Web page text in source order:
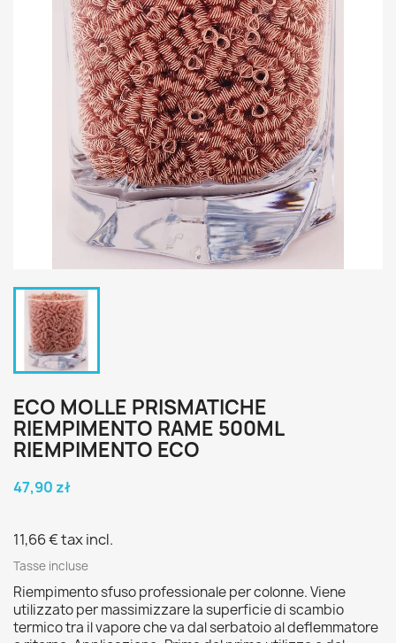
ECO MOLLE PRISMATICHE
RIEMPIMENTO RAME 500ML
RIEMPIMENTO ECO
47,90 zł
11,66 €tax incl.
Tasse incluse
Riempimento sfuso professionale per colonne. Viene
utilizzato per massimizzare la superficie di scambio
termico tra il vapore che va dal serbatoio al deflemmatore